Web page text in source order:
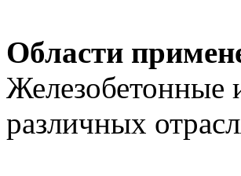
Области
Железобетонные
различных